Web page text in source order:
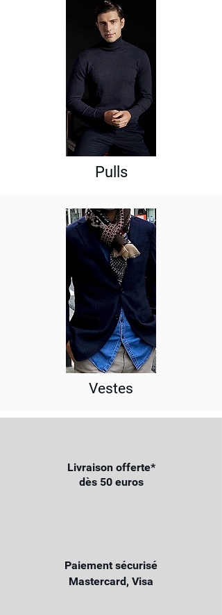
Pulls
Vestes
Livraison offerte*
dès 50 euros
Paiement sécurisé
Mastercard, Visa